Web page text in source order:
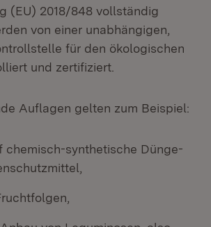
(EU) 2018/848 vollständig
von einer unabhängigen,
für den ökologischen
und zertifiziert.
Auflagen gelten zum Beispiel:
chemisch-synthetische Dünge-